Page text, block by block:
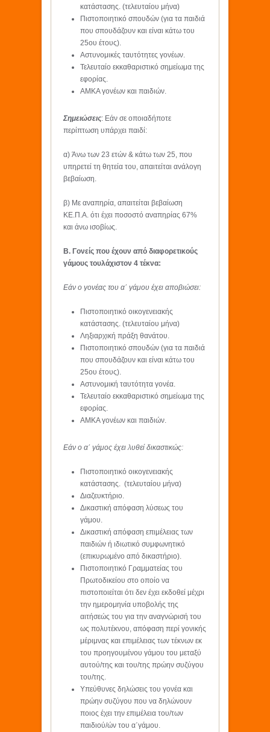
κατάστασης. (τελευταίου μήνα)
Πιστοποιητικό σπουδών (για τα παιδιά
που σπουδάζουν και είναι κάτω του
25ου έτους).
Αστυνομικές ταυτότητες γονέων.
Τελευταίο εκκαθαριστικό σημείωμα της
εφορίας.
ΑΜΚΑ γονέων και παιδιών.
Σημειώσεις: Εάν σε οποιαδήποτε
περίπτωση υπάρχει παιδί:
α) Άνω των 23 ετών & κάτω των 25, που
υπηρετεί τη θητεία του, απαιτείται ανάλογη
βεβαίωση.
β) Με αναπηρία, απαιτείται βεβαίωση
ΚΕ.Π.Α. ότι έχει ποσοστό αναπηρίας 67%
και άνω ισοβίως.
Β. Γονείς που έχουν από διαφορετικούς
γάμους τουλάχιστον 4 τέκνα:
Εάν ο γονέας του α΄ γάμου έχει αποβιώσει:
Πιστοποιητικό οικογενειακής
κατάστασης. (τελευταίου μήνα)
Ληξιαρχική πράξη θανάτου.
Πιστοποιητικό σπουδών (για τα παιδιά
που σπουδάζουν και είναι κάτω του
25ου έτους).
Αστυνομική ταυτότητα γονέα.
Τελευταίο εκκαθαριστικό σημείωμα της
εφορίας.
ΑΜΚΑ γονέων και παιδιών.
Εάν ο α΄ γάμος έχει λυθεί δικαστικώς:
Πιστοποιητικό οικογενειακής
κατάστασης. (τελευταίου μήνα)
Διαζευκτήριο.
Δικαστική απόφαση λύσεως του
γάμου.
Δικαστική απόφαση επιμέλειας των
παιδιών ή ιδιωτικό συμφωνητικό
(επικυρωμένο από δικαστήριο).
Πιστοποιητικό Γραμματείας του
Πρωτοδικείου στο οποίο να
πιστοποιείται ότι δεν έχει εκδοθεί μέχρι
την ημερομηνία υποβολής της
αιτήσεώς του για την αναγνώρισή του
ως πολυτέκνου, απόφαση περί γονικής
μέριμνας και επιμέλειας των τέκνων εκ
του προηγουμένου γάμου του μεταξύ
αυτού/της και του/της πρώην συζύγου
του/της.
Υπεύθυνες δηλώσεις του γονέα και
πρώην συζύγου που να δηλώνουν
ποιος έχει την επιμέλεια του/των
παιδιού/ών του α΄γάμου.